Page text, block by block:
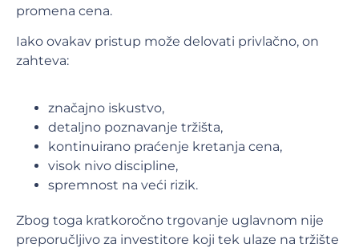
promena cena.
Iako ovakav pristup može delovati privlačno, on
zahteva:
značajno iskustvo,
detaljno poznavanje tržišta,
kontinuirano praćenje kretanja cena,
visok nivo discipline,
spremnost na veći rizik.
Zbog toga kratkoročno trgovanje uglavnom nije
preporučljivo za investitore koji tek ulaze na tržište